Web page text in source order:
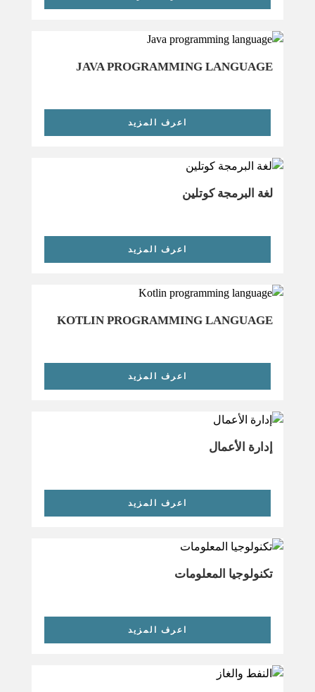
JAVA PROGRAMMING LANGUAGE
اعرف المزيد
لغة البرمجة كوتلين
اعرف المزيد
KOTLIN PROGRAMMING LANGUAGE
اعرف المزيد
إدارة الأعمال
اعرف المزيد
تكنولوجيا المعلومات
اعرف المزيد